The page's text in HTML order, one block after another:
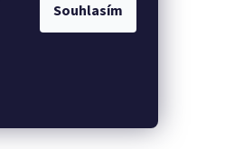
Souhlasím